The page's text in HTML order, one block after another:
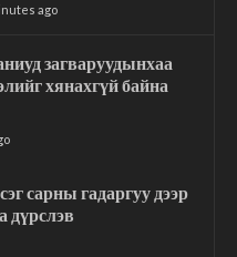
ago
загваруудынхаа
хянахгүй байна
сарны гадаргуу дээр
дүрслэв